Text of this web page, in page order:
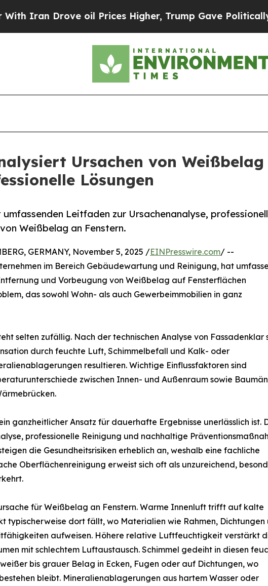
oil Prices Higher, Trump Gave Politically
Ursachen von
Lösungen
Leitfaden zur Ursachenanalyse,
Weißbelag an Fenstern.
GERMANY, November 5, 2025 /EINPresswire.com/ --
im Bereich Gebäudewartung und Reinigung, hat
und Vorbeugung von Weißbelag auf Fensterflächen
das sowohl Wohn- als auch Gewerbeimmobilien in ganz
selten zufällig. Nach der technischen Analyse von Fassadenklar
durch feuchte Luft, Schimmelbefall und Kalk- oder
resultieren. Wichtige Einflussfaktoren sind
zwischen Innen- und Außenraum sowie
ganzheitlicher Ansatz für dauerhafte Ergebnisse unerlässlich ist.
professionelle Reinigung und nachhaltige
die Gesundheitsrisiken erheblich an, weshalb eine fachliche
Oberflächenreinigung erweist sich oft als unzureichend,
für Weißbelag an Fenstern. Warme Innenluft trifft auf kalte
typischerweise dort fällt, wo Materialien wie Rahmen, Dichtungen
aufweisen. Höhere relative Luftfeuchtigkeit verstärkt
mit schlechtem Luftaustausch. Schimmel gedeiht in diesen
bis grauer Belag in Ecken, Fugen oder auf Dichtungen, wo
bleibt. Mineralienablagerungen aus hartem Wasser oder